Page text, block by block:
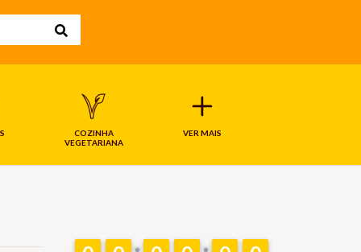
COZINHA
VEGETARIANA
VER MAIS